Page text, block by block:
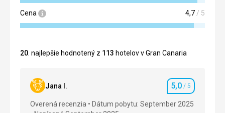
Cena 4,7/ 5
20. najlepšie hodnotený z 113 hotelov v Gran Canaria
Jana I. Hodnotenie
5,0 / 5
Overená recenzia
Dátum pobytu: September 2025